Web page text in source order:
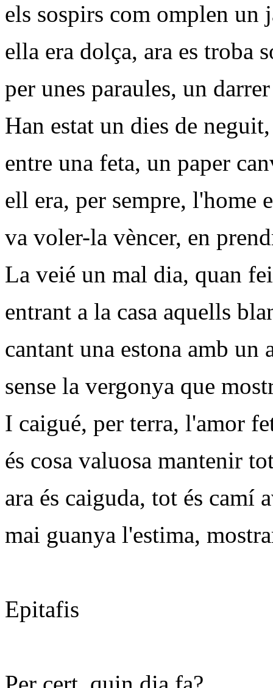
els sospirs com omplen un
ella era dolça, ara es troba
per unes paraules, un
Han estat un dies de
entre una feta, un paper
ell era, per sempre, l'home
va voler-la vèncer, en
La veié un mal dia, quan
entrant a la casa aquells
cantant una estona amb un
sense la vergonya que
I caigué, per terra, l'amor
és cosa valuosa mantenir
ara és caiguda, tot és camí
mai guanya l'estima,
Epitafis